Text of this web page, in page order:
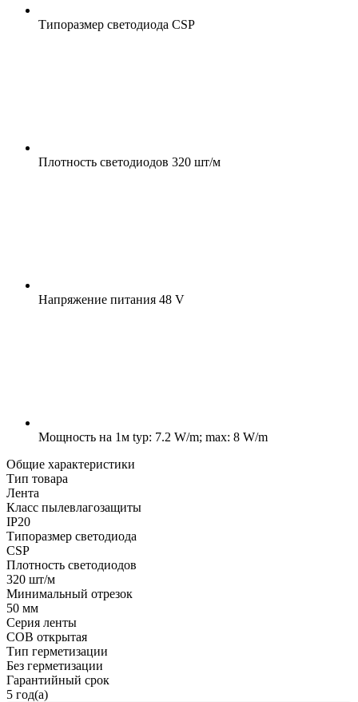
Типоразмер светодиода CSP
Плотность светодиодов 320 шт/м
Напряжение питания 48 V
Мощность на 1м typ: 7.2 W/m; max: 8 W/m
Общие характеристики
Тип товара
Лента
Класс пылевлагозащиты
IP20
Типоразмер светодиода
CSP
Плотность светодиодов
320 шт/м
Минимальный отрезок
50 мм
Серия ленты
COB открытая
Тип герметизации
Без герметизации
Гарантийный срок
5 год(а)